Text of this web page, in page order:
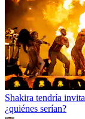
Shakira tendría
¿quiénes serían?